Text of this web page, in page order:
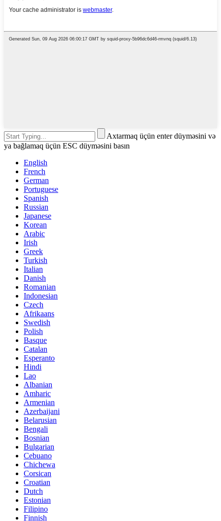
Axtarmaq üçün enter düyməsini və
ya bağlamaq üçün ESC düyməsini basın
English
French
German
Portuguese
Spanish
Russian
Japanese
Korean
Arabic
Irish
Greek
Turkish
Italian
Danish
Romanian
Indonesian
Czech
Afrikaans
Swedish
Polish
Basque
Catalan
Esperanto
Hindi
Lao
Albanian
Amharic
Armenian
Azerbaijani
Belarusian
Bengali
Bosnian
Bulgarian
Cebuano
Chichewa
Corsican
Croatian
Dutch
Estonian
Filipino
Finnish